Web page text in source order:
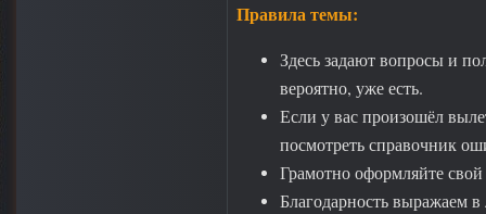
Правила темы:
Здесь задают вопросы и
вероятно, уже есть.
Если у вас произошёл
посмотреть справочник
Грамотно оформляйте свой
Благодарность выражаем